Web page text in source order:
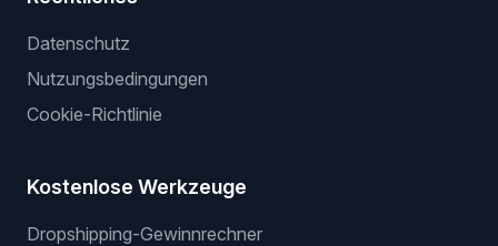
Datenschutz
Nutzungsbedingungen
Cookie-Richtlinie
Kostenlose Werkzeuge
Dropshipping-Gewinnrechner